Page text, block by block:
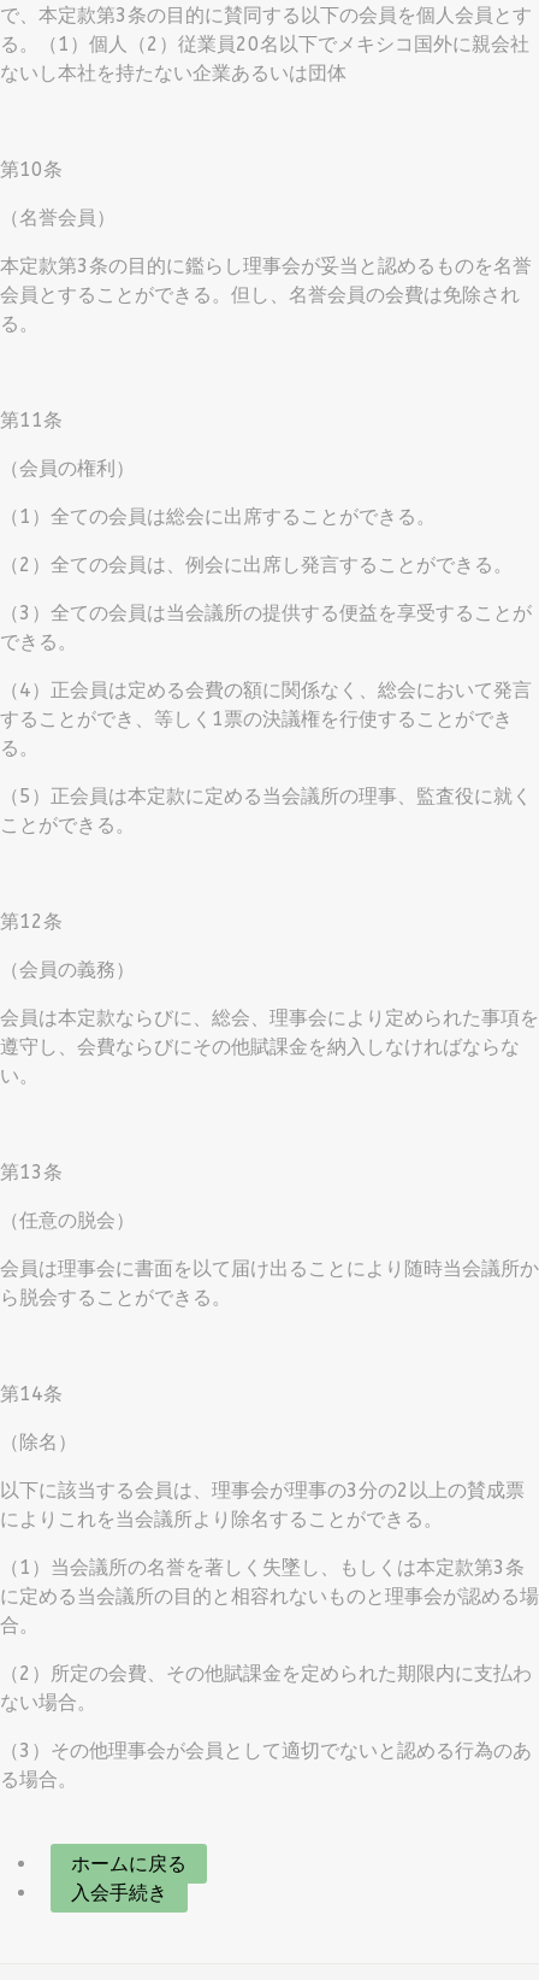
で、本定款第3条の目的に賛同する以下の会員を個人会員とす
る。（1）個人（2）従業員20名以下でメキシコ国外に親会社
ないし本社を持たない企業あるいは団体
第10条
（名誉会員）
本定款第3条の目的に鑑らし理事会が妥当と認めるものを名誉
会員とすることができる。但し、名誉会員の会費は免除され
る。
第11条
（会員の権利）
（1）全ての会員は総会に出席することができる。
（2）全ての会員は、例会に出席し発言することができる。
（3）全ての会員は当会議所の提供する便益を享受することが
できる。
（4）正会員は定める会費の額に関係なく、総会において発言
することができ、等しく1票の決議権を行使することができ
る。
（5）正会員は本定款に定める当会議所の理事、監査役に就く
ことができる。
第12条
（会員の義務）
会員は本定款ならびに、総会、理事会により定められた事項を
遵守し、会費ならびにその他賦課金を納入しなければならな
い。
第13条
（任意の脱会）
会員は理事会に書面を以て届け出ることにより随時当会議所か
ら脱会することができる。
第14条
（除名）
以下に該当する会員は、理事会が理事の3分の2以上の賛成票
によりこれを当会議所より除名することができる。
（1）当会議所の名誉を著しく失墜し、もしくは本定款第3条
に定める当会議所の目的と相容れないものと理事会が認める場
合。
（2）所定の会費、その他賦課金を定められた期限内に支払わ
ない場合。
（3）その他理事会が会員として適切でないと認める行為のあ
る場合。
ホームに戻る
入会手続き